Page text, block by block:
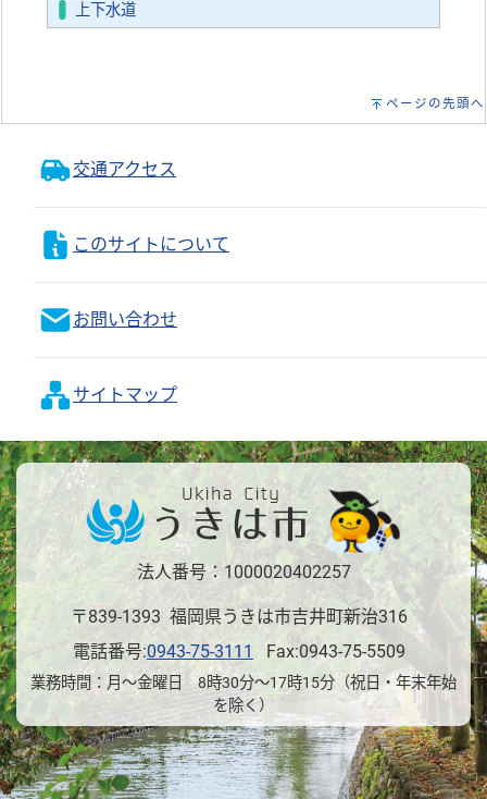
上下水道
ページの先頭へ
交通アクセス
このサイトについて
お問い合わせ
サイトマップ
法人番号：1000020402257
〒839-1393 福岡県うきは市吉井町新治316
電話番号:0943-75-3111 Fax:0943-75-5509
業務時間：月～金曜日 8時30分～17時15分（祝日・年末年始
を除く）